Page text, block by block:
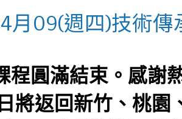
4月09(週四)技術傳
程圓滿結束。感謝
將返回新竹、桃